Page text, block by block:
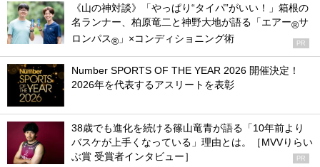
《山の神対談》「やっぱり“タイパ”がいい！」箱根の
名ランナー、柏原竜二と神野大地が語る「エアー®サ
ロンパス® 」×コンディショニング術 PR
Number SPORTS OF THE YEAR 2026 開催決定！
2026年を代表するアスリートを表彰
38歳でも進化を続ける篠山竜青が語る「10年前より
バスケが上手くなっている」理由とは。［MVVりらい
ぶ賞 受賞者インタビュー］
PR